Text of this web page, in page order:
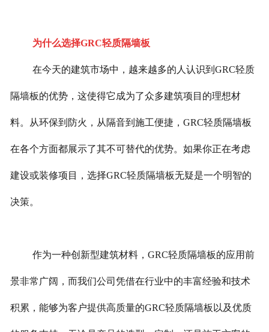
为什么选择GRC轻质隔墙板
在今天的建筑市场中，越来越多的人认识到GRC轻质
隔墙板的优势，这使得它成为了众多建筑项目的理想材
料。从环保到防火，从隔音到施工便捷，GRC轻质隔墙板
在各个方面都展示了其不可替代的优势。如果你正在考虑
建设或装修项目，选择GRC轻质隔墙板无疑是一个明智的
决策。
作为一种创新型建筑材料，GRC轻质隔墙板的应用前
景非常广阔，而我们公司凭借在行业中的丰富经验和技术
积累，能够为客户提供高质量的GRC轻质隔墙板以及优质